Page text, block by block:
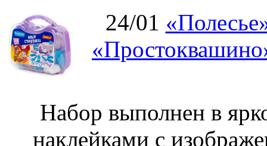
24/01
Набор выполнен в
наклейками с